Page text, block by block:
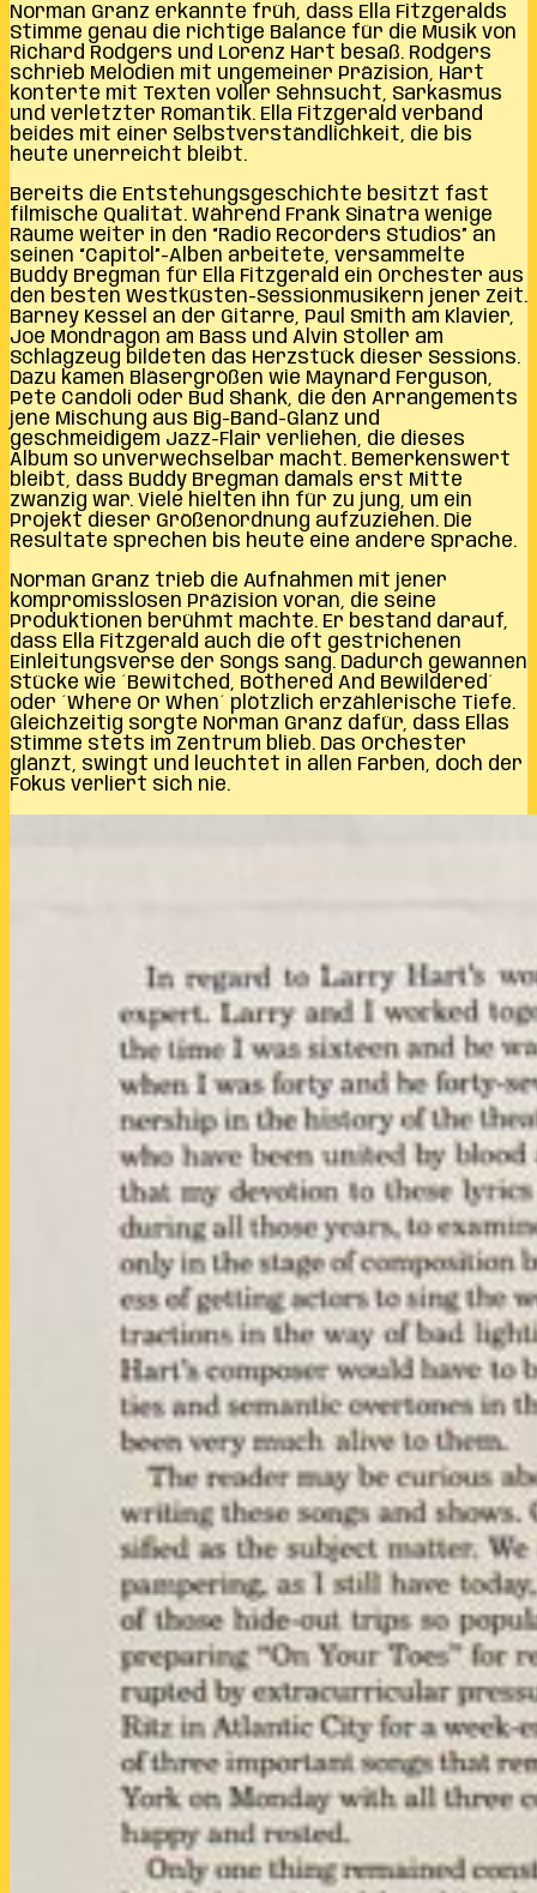
Norman Granz erkannte früh, dass Ella Fitzgeralds
Stimme genau die richtige Balance für die Musik von
Richard Rodgers und Lorenz Hart besaß. Rodgers
schrieb Melodien mit ungemeiner Präzision, Hart
konterte mit Texten voller Sehnsucht, Sarkasmus
und verletzter Romantik. Ella Fitzgerald verband
beides mit einer Selbstverständlichkeit, die bis
heute unerreicht bleibt.
Bereits die Entstehungsgeschichte besitzt fast
filmische Qualität. Während Frank Sinatra wenige
Räume weiter in den “Radio Recorders Studios” an
seinen “Capitol”-Alben arbeitete, versammelte
Buddy Bregman für Ella Fitzgerald ein Orchester aus
den besten Westküsten-Sessionmusikern jener Zeit.
Barney Kessel an der Gitarre, Paul Smith am Klavier,
Joe Mondragon am Bass und Alvin Stoller am
Schlagzeug bildeten das Herzstück dieser Sessions.
Dazu kamen Bläsergrößen wie Maynard Ferguson,
Pete Candoli oder Bud Shank, die den Arrangements
jene Mischung aus Big-Band-Glanz und
geschmeidigem Jazz-Flair verliehen, die dieses
Album so unverwechselbar macht. Bemerkenswert
bleibt, dass Buddy Bregman damals erst Mitte
zwanzig war. Viele hielten ihn für zu jung, um ein
Projekt dieser Größenordnung aufzuziehen. Die
Resultate sprechen bis heute eine andere Sprache.
Norman Granz trieb die Aufnahmen mit jener
kompromisslosen Präzision voran, die seine
Produktionen berühmt machte. Er bestand darauf,
dass Ella Fitzgerald auch die oft gestrichenen
Einleitungsverse der Songs sang. Dadurch gewannen
Stücke wie ´Bewitched, Bothered And Bewildered´
oder ´Where Or When´ plötzlich erzählerische Tiefe.
Gleichzeitig sorgte Norman Granz dafür, dass Ellas
Stimme stets im Zentrum blieb. Das Orchester
glänzt, swingt und leuchtet in allen Farben, doch der
Fokus verliert sich nie.